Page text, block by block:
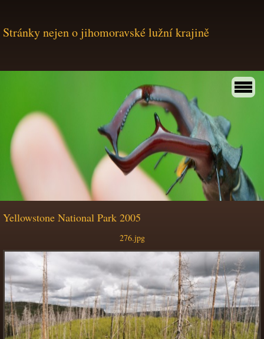
Stránky nejen o jihomoravské lužní krajině
Yellowstone National Park 2005
276.jpg